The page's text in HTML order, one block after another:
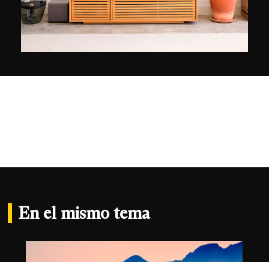
finalista del concurso «World landscape
photographer» (Fotógrafo de paisajes del
Suisse en 2023. David Dunand ha expuesto en
En el mismo tema